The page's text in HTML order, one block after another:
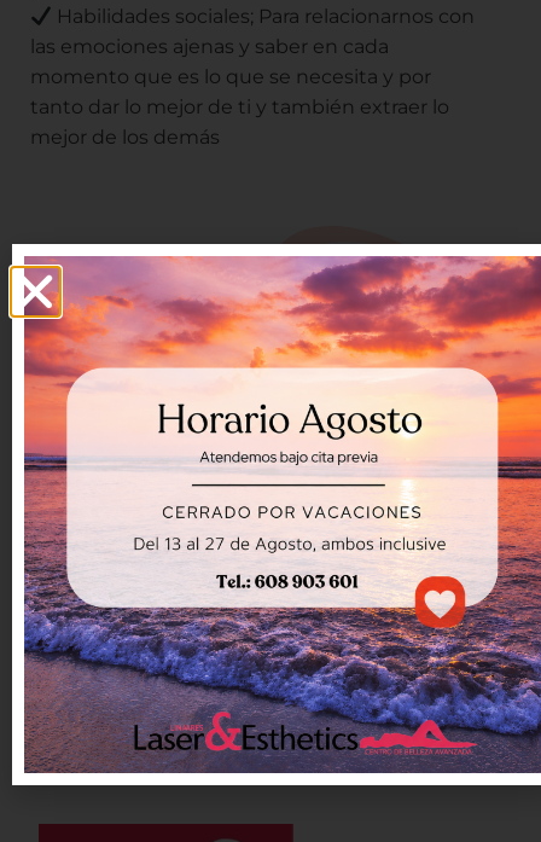
Habilidades sociales; Para relacionarnos con
las emociones ajenas y saber en cada
momento que es lo que se necesita y por
tanto dar lo mejor de ti y también extraer lo
mejor de los demás
RESERVAR UNA SESIÓN